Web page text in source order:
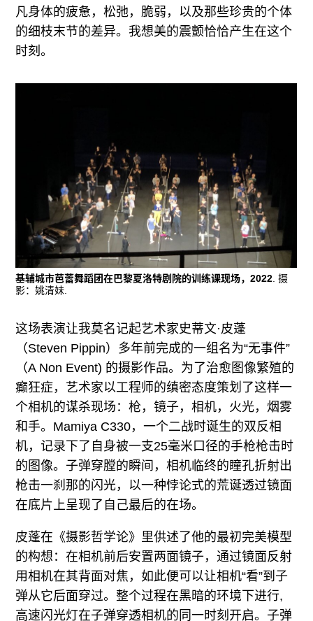
凡身体的疲惫，松弛，脆弱，以及那些珍贵的个体
的细枝末节的差异。我想美的震颤恰恰产生在这个
时刻。
基辅城市芭蕾舞蹈团在巴黎夏洛特剧院的训练课现场，2022 . 摄
影：姚清妹.
这场表演让我莫名记起艺术家史蒂文·皮蓬
（Steven Pippin）多年前完成的一组名为“无事件”
（A Non Event) 的摄影作品。为了治愈图像繁殖的
癫狂症，艺术家以工程师的缜密态度策划了这样一
个相机的谋杀现场：枪，镜子，相机，火光，烟雾
和手。Mamiya C330，一个二战时诞生的双反相
机，记录下了自身被一支25毫米口径的手枪枪击时
的图像。子弹穿膛的瞬间，相机临终的瞳孔折射出
枪击一刹那的闪光，以一种悖论式的荒诞透过镜面
在底片上呈现了自己最后的在场。
皮蓬在《摄影哲学论》里供述了他的最初完美模型
的构想：在相机前后安置两面镜子，通过镜面反射
用相机在其背面对焦，如此便可以让相机“看”到子
弹从它后面穿过。整个过程在黑暗的环境下进行,
高速闪光灯在子弹穿透相机的同一时刻开启。子弹